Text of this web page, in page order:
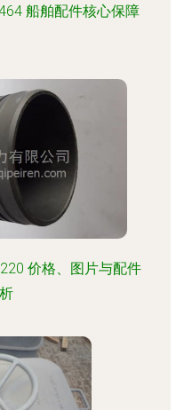
船舶配件核心保障
价格、图片与配件